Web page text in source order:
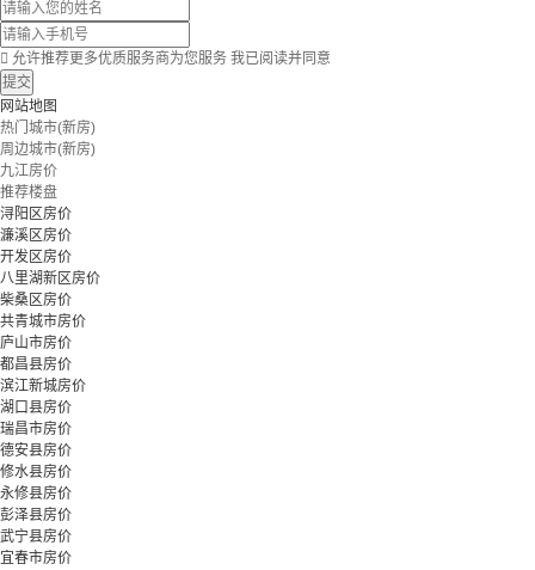
 允许推荐更多优质服务商为您服务 我已阅读并同意
提交
网站地图
热门城市(新房)
周边城市(新房)
九江房价
推荐楼盘
浔阳区房价
濂溪区房价
开发区房价
八里湖新区房价
柴桑区房价
共青城市房价
庐山市房价
都昌县房价
滨江新城房价
湖口县房价
瑞昌市房价
德安县房价
修水县房价
永修县房价
彭泽县房价
武宁县房价
宜春市房价